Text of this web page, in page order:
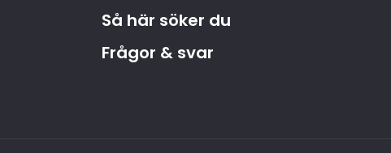
Så här söker du
Frågor & svar